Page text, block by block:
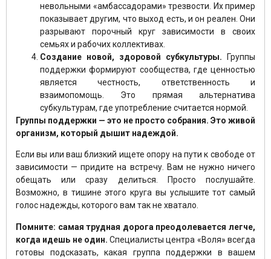
невольными «амбассадорами» трезвости. Их пример
показывает другим, что выход есть, и он реален. Они
разрывают порочный круг зависимости в своих
семьях и рабочих коллективах.
Создание новой, здоровой субкультуры. Группы
поддержки формируют сообщества, где ценностью
является честность, ответственность и
взаимопомощь. Это прямая альтернатива
субкультурам, где употребление считается нормой.
Группы поддержки — это не просто собрания. Это живой
организм, который дышит надеждой.
Если вы или ваш близкий ищете опору на пути к свободе от
зависимости — придите на встречу. Вам не нужно ничего
обещать или сразу делиться. Просто послушайте.
Возможно, в тишине этого круга вы услышите тот самый
голос надежды, которого вам так не хватало.
Помните: самая трудная дорога преодолевается легче,
когда идешь не один. Специалисты центра «Воля» всегда
готовы подсказать, какая группа поддержки в вашем